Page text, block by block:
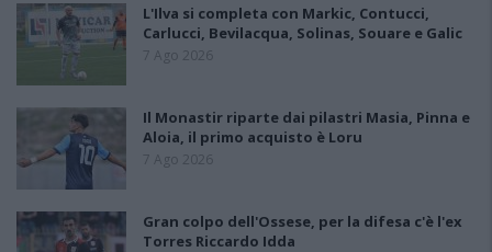
L'Ilva si completa con Markic, Contucci,
Carlucci, Bevilacqua, Solinas, Souare e Galic
7 Ago 2026
Il Monastir riparte dai pilastri Masia, Pinna e
Aloia, il primo acquisto è Loru
7 Ago 2026
Gran colpo dell'Ossese, per la difesa c'è l'ex
Torres Riccardo Idda